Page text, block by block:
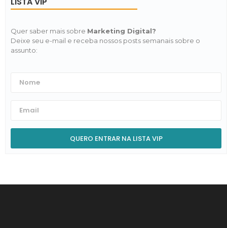
Quer saber mais sobre Marketing Digital?
Deixe seu e-mail e receba nossos posts semanais sobre o
assunto:
QUERO ENTRAR NA LISTA VIP